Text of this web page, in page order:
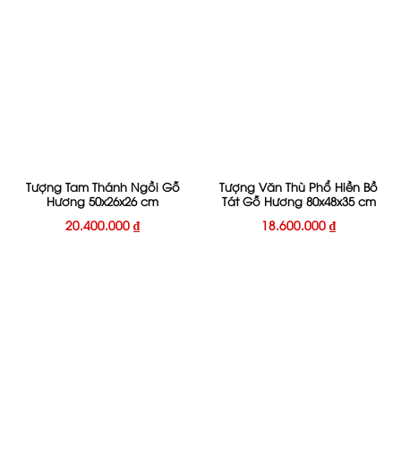
Tượng Tam Thánh Ngồi Gỗ
Hương 50x26x26 cm
20.400.000 ₫
Tượng Văn Thù Phổ Hiền Bồ
Tát Gỗ Hương 80x48x35 cm
18.600.000 ₫